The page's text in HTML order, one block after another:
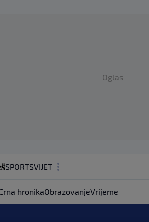
Oglas
SPORTSVIJET
ZDRAVLJE
hronikaObrazovanjeVrijeme